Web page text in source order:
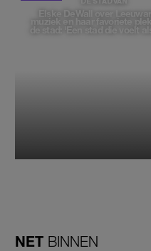
Elske DeWall over
muziek en haar favoriete
de stad: 'Een stad die voelt
NET BINNEN